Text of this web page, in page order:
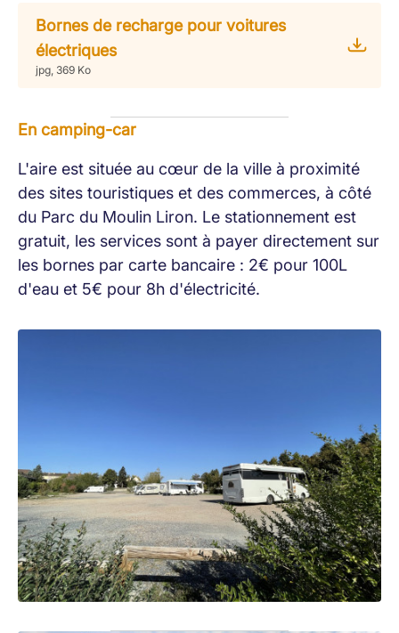
Bornes de recharge pour voitures
électriques
jpg, 369 Ko
En camping-car
L'aire est située au cœur de la ville à proximité
des sites touristiques et des commerces, à côté
du Parc du Moulin Liron. Le stationnement est
gratuit, les services sont à payer directement sur
les bornes par carte bancaire : 2€ pour 100L
d'eau et 5€ pour 8h d'électricité.